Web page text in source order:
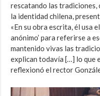
rescatando las tradiciones,
la identidad chilena,
«En su obra escrita, él usa
anónimo’ para referirse a
mantenido vivas las
explican todavía […] lo que
reflexionó el rector